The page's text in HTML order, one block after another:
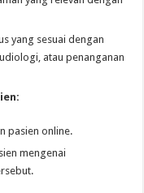
yang sesuai dengan
atau penanganan
pasien online.
mengenai